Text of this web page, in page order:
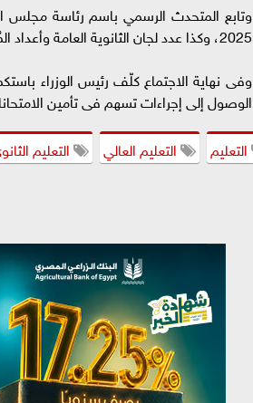
2025، وكذا عدد لجان الثانوية العامة وأعداد المُراقبين والمُلاحظين.
وفى نهاية الاجتماع كلّف رئيس الوزراء
الوصول إلى إجراءات تسهم فى تأمين
التعليم
التعليم العالي التعليم